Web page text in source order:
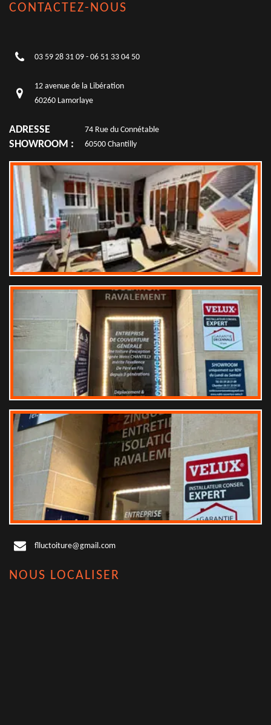
CONTACTEZ-NOUS
03 59 28 31 09 - 06 51 33 04 50
12 avenue de la Libération
60260 Lamorlaye
ADRESSE
SHOWROOM :
74 Rue du Connétable
60500 Chantilly
flluctoiture@gmail.com
NOUS LOCALISER